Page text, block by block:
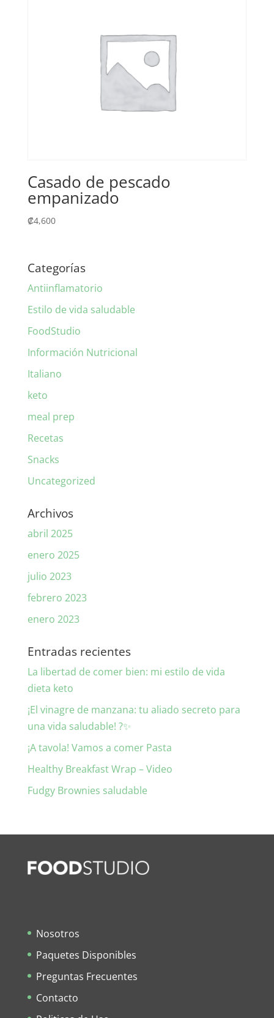
Casado de pescado
empanizado
₡4,600
Categorías
Antiinflamatorio
Estilo de vida saludable
FoodStudio
Información Nutricional
Italiano
keto
meal prep
Recetas
Snacks
Uncategorized
Archivos
abril 2025
enero 2025
julio 2023
febrero 2023
enero 2023
Entradas recientes
La libertad de comer bien: mi estilo de vida
dieta keto
¡El vinagre de manzana: tu aliado secreto para
una vida saludable! ?✨
¡A tavola! Vamos a comer Pasta
Healthy Breakfast Wrap – Video
Fudgy Brownies saludable
Nosotros
Paquetes Disponibles
Preguntas Frecuentes
Contacto